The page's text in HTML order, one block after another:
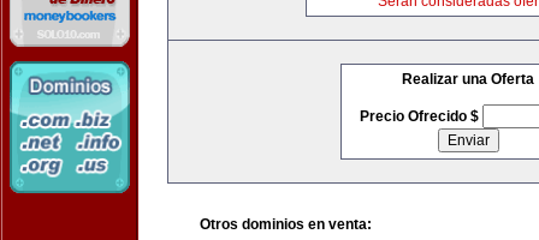
Realizar una Oferta
Precio Ofrecido $
Otros dominios en venta: